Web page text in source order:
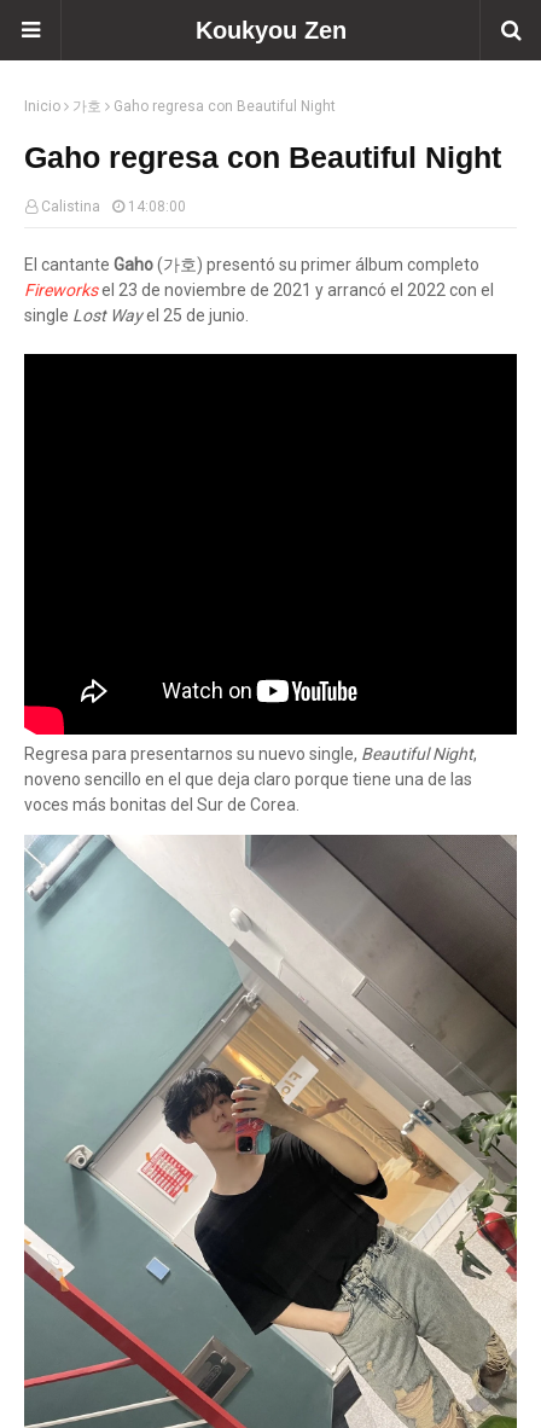
Koukyou Zen
Inicio 가호 Gaho regresa con Beautiful Night
Gaho regresa con Beautiful Night
Calistina 14:08:00
El cantante Gaho(가호) presentó su primer álbum completo
Fireworksel 23 de noviembre de 2021 y arrancó el 2022 con el
single Lost Wayel 25 de junio.
Regresa para presentarnos su nuevo single, Beautiful Night,
noveno sencillo en el que deja claro porque tiene una de las
voces más bonitas del Sur de Corea.